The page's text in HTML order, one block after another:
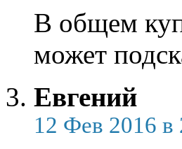
В общем
может
Евгений
12 Фев 2016 в